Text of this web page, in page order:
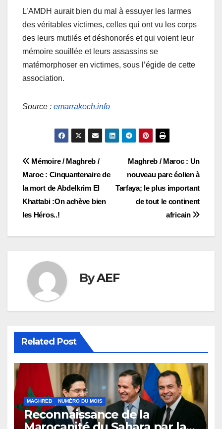
L’AMDH aurait bien du mal à essuyer les larmes
des véritables victimes, celles qui ont vu les corps
des leurs mutilés et déshonorés et qui voient leur
mémoire souillée et leurs assassins se
matémorphoser en victimes, sous l’égide de cette
association.
Source : emarrakech.info
Navigation
de
l’article
Maghreb / Maroc : Un
nouveau parc éolien à
Tarfaya; le plus important
de tout le continent
africain
Mémoire / Maghreb /
Maroc : Cinquantenaire de
la mort de Abdelkrim El
Khattabi :On achève bien
les Héros..!
ByAEF
Related Post
MAGHREB NUMÉRO DU MOIS
Reconnaissance de la